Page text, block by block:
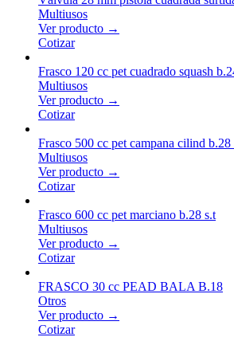
Multiusos
Ver producto →
Cotizar
Frasco 120 cc pet cuadrado squash
Multiusos
Ver producto →
Cotizar
Frasco 500 cc pet campana cilind b.28
Multiusos
Ver producto →
Cotizar
Frasco 600 cc pet marciano b.28 s.t
Multiusos
Ver producto →
Cotizar
FRASCO 30 cc PEAD BALA B.18
Otros
Ver producto →
Cotizar